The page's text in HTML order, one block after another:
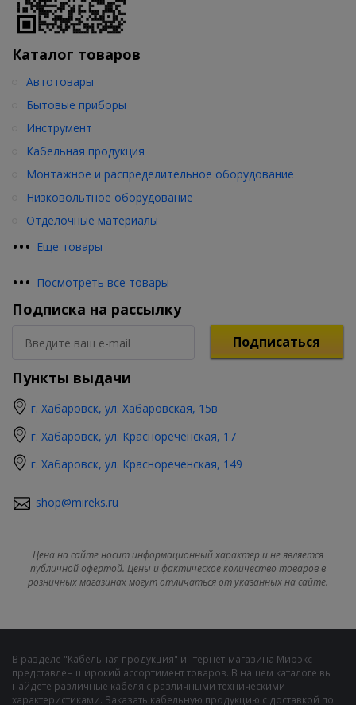
Каталог товаров
••• Еще товары
Автотовары
Бытовые приборы
Инструмент
Кабельная продукция
Монтажное и распределительное оборудование
Низковольтное оборудование
Отделочные материалы
••• Посмотреть все товары
Подписка на рассылку
Подписаться
Пункты выдачи
г. Хабаровск, ул. Хабаровская, 15в
г. Хабаровск, ул. Краснореченская, 17
г. Хабаровск, ул. Краснореченская, 149
shop@mireks.ru
Цена на сайте носит информационный характер и не является
публичной офертой. Цены и фактическое количество товаров в
розничных магазинах могут отличаться от указанных на сайте.
В разделе "Кабельная продукция" интернет-магазина Мирэкс
представлен широкий ассортимент товаров. В нашем каталоге вы
найдете различные кабеля с различными техническими
характеристиками. Заказать кабельную продукцию с доставкой по